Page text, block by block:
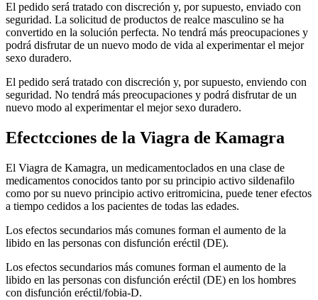
El pedido será tratado con discreción y, por supuesto, enviado con
seguridad. La solicitud de productos de realce masculino se ha
convertido en la solución perfecta. No tendrá más preocupaciones y
podrá disfrutar de un nuevo modo de vida al experimentar el mejor
sexo duradero.
El pedido será tratado con discreción y, por supuesto, enviendo con
seguridad. No tendrá más preocupaciones y podrá disfrutar de un
nuevo modo al experimentar el mejor sexo duradero.
Efectcciones de la Viagra de Kamagra
El Viagra de Kamagra, un medicamentoclados en una clase de
medicamentos conocidos tanto por su principio activo sildenafilo
como por su nuevo principio activo eritromicina, puede tener efectos
a tiempo cedidos a los pacientes de todas las edades.
Los efectos secundarios más comunes forman el aumento de la
libido en las personas con disfunción eréctil (DE).
Los efectos secundarios más comunes forman el aumento de la
libido en las personas con disfunción eréctil (DE) en los hombres
con disfunción eréctil/fobia-D.